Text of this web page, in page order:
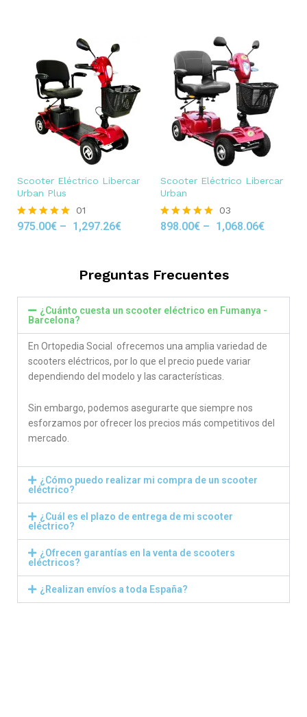
Scooter Eléctrico Libercar
Urban Plus
Rated
01
975.00€ – 1,297.26€
Scooter Eléctrico Libercar
Urban
Rated
03
898.00€ – 1,068.06€
Preguntas Frecuentes
¿Cuánto cuesta un scooter eléctrico en Fumanya -
Barcelona?
En Ortopedia Social ofrecemos una amplia variedad de
scooters eléctricos, por lo que el precio puede variar
dependiendo del modelo y las características.
Sin embargo, podemos asegurarte que siempre nos
esforzamos por ofrecer los precios más competitivos del
mercado.
¿Cómo puedo realizar mi compra de un scooter
eléctrico?
¿Cuál es el plazo de entrega de mi scooter
eléctrico?
¿Ofrecen garantías en la venta de scooters
eléctricos?
¿Realizan envíos a toda España?